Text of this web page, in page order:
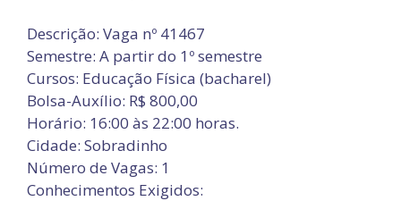
Descrição: Vaga nº 41467
Semestre: A partir do 1º semestre
Cursos: Educação Física (bacharel)
Bolsa-Auxílio: R$ 800,00
Horário: 16:00 às 22:00 horas.
Cidade: Sobradinho
Número de Vagas: 1
Conhecimentos Exigidos: